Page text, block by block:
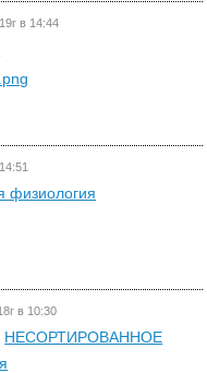
в 14:44
физиология
в 10:30
НЕСОРТИРОВАННОЕ